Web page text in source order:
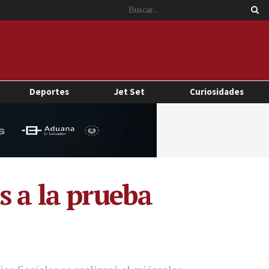
Deportes Jet Set Curiosidades
a la prueba